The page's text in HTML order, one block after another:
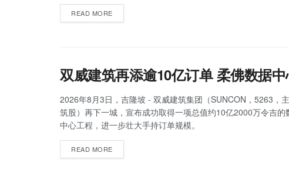
READ MORE
双威建筑再添逾10亿订单 柔佛数据
2026年8月3日，吉隆坡 - 双威建筑集团（SUNCON，5263，
筑股）再下一城，宣布成功取得一项总值约10亿2000万令吉的
中心工程，进一步壮大手持订单规模。
READ MORE